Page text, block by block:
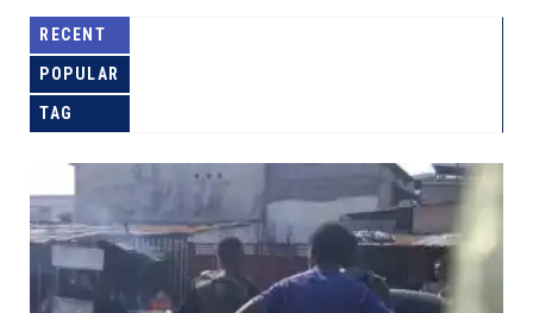
RECENT
POPULAR
TAG